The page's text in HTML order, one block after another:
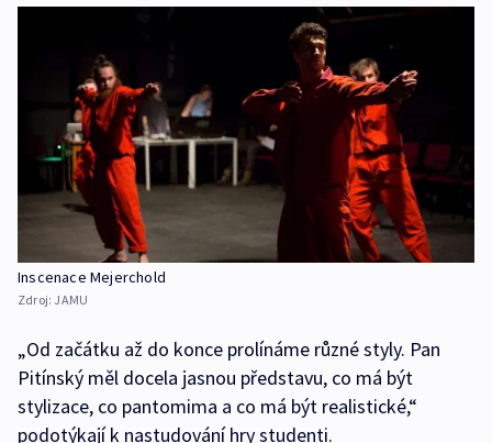
Inscenace Mejerchold
Zdroj: JAMU
„Od začátku až do konce prolínáme různé styly. Pan
Pitínský měl docela jasnou představu, co má být
stylizace, co pantomima a co má být realistické,“
podotýkají k nastudování hry studenti.